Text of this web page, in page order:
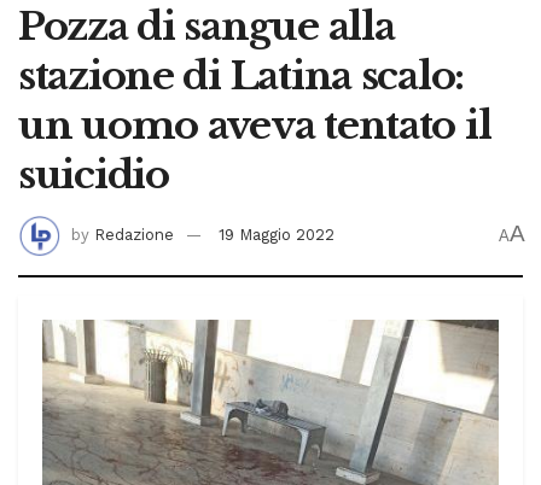
Pozza di sangue alla
stazione di Latina scalo:
un uomo aveva tentato il
suicidio
by Redazione 19 Maggio 2022 AA